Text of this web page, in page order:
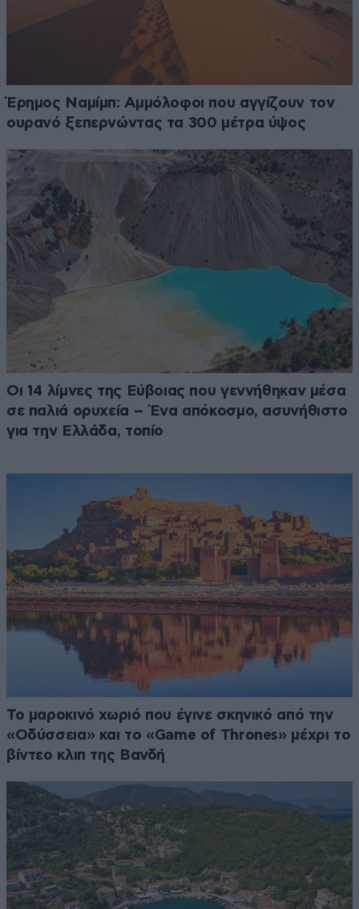
Έρημος Ναμίμπ: Αμμόλοφοι που αγγίζουν τον
ουρανό ξεπερνώντας τα 300 μέτρα ύψος
Οι 14 λίμνες της Εύβοιας που γεννήθηκαν μέσα
σε παλιά ορυχεία – Ένα απόκοσμο, ασυνήθιστο
για την Ελλάδα, τοπίο
Το μαροκινό χωριό που έγινε σκηνικό από την
«Οδύσσεια» και το «Game of Thrones» μέχρι το
βίντεο κλιπ της Βανδή